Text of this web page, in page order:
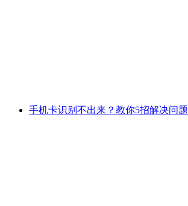
手机卡识别不出来？教你5招解决问题